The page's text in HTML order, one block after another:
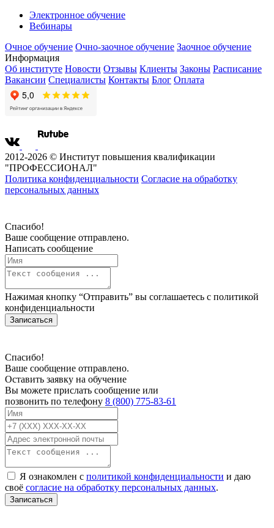
Электронное обучение
Вебинары
Очное обучение Очно-заочное обучение Заочное обучение
Информация
Об институте Новости Отзывы Клиенты Законы Расписание
Вакансии Специалисты Контакты Блог Оплата
2012-2026 © Институт повышения квалификации
"ПРОФЕССИОНАЛ"
Политика конфиденциальности Согласие на обработку
персональных данных
Спасибо!
Ваше сообщение отправлено.
Написать сообщение
Нажимая кнопку “Отправить” вы соглашаетесь с политикой
конфиденциальности
Записаться
Спасибо!
Ваше сообщение отправлено.
Оставить заявку на обучение
Вы можете прислать сообщение или
позвонить по телефону 8 (800) 775-83-61
Я ознакомлен с политикой конфиденциальности и даю
своё согласие на обработку персональных данных.
Записаться